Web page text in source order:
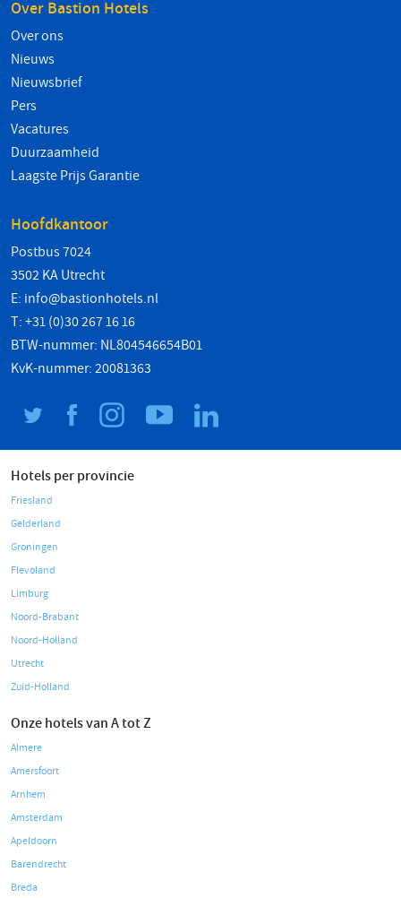
Over Bastion Hotels
Over ons
Nieuws
Nieuwsbrief
Pers
Vacatures
Duurzaamheid
Laagste Prijs Garantie
Hoofdkantoor
Postbus 7024
3502 KA Utrecht
E: info@bastionhotels.nl
T: +31 (0)30 267 16 16
BTW-nummer: NL804546654B01
KvK-nummer: 20081363
Hotels per provincie
Friesland
Gelderland
Groningen
Flevoland
Limburg
Noord-Brabant
Noord-Holland
Utrecht
Zuid-Holland
Onze hotels van A tot Z
Almere
Amersfoort
Arnhem
Amsterdam
Apeldoorn
Barendrecht
Breda